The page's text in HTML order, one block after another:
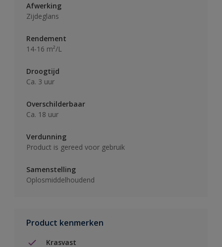
Afwerking
Zijdeglans
Rendement
14-16 m²/L
Droogtijd
Ca. 3 uur
Overschilderbaar
Ca. 18 uur
Verdunning
Product is gereed voor gebruik
Samenstelling
Oplosmiddelhoudend
Product kenmerken
Krasvast